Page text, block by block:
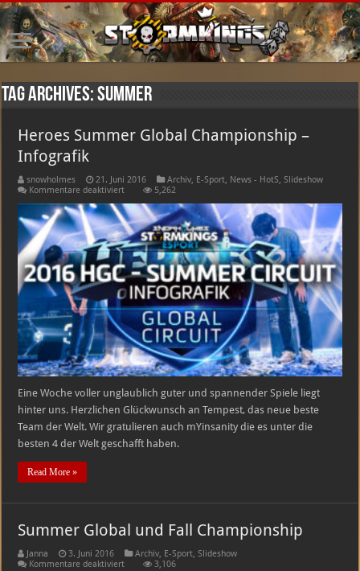
Tag Archives:Summer
Heroes Summer Global Championship –
Infografik
snowholmes 21. Juni 2016 Archiv, E-Sport, News - HotS,Slideshow
Kommentare deaktiviertfür
Summer
Global
Championship
–
Infografik
5,262
Eine Woche voller unglaublich guter und spannender Spiele liegt
hinter uns. Herzlichen Glückwunsch an Tempest, das neue beste
Team der Welt. Wir gratulieren auch mYinsanity die es unter die
besten 4 der Welt geschafft haben.
Read More »
Summer Global und Fall Championship
Janna 3. Juni 2016 Archiv, E-Sport,Slideshow
Kommentare deaktiviertfür
3,106